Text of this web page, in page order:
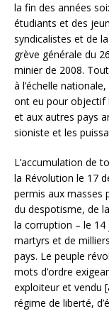
la fin des années
étudiants et des
syndicalistes et de
grève générale du
minier de 2008.
à l’échelle
ont eu pour objectif
et aux autres pays
sioniste et les
L’accumulation de
la Révolution le 17
permis aux masses
du despotisme, de
la corruption – le 14
martyrs et de
pays. Le peuple
mots d’ordre
exploiteur et vendu
régime de liberté,